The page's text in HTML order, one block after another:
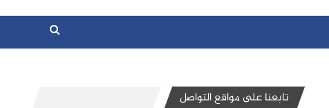
تابعنا على مواقع التواصل